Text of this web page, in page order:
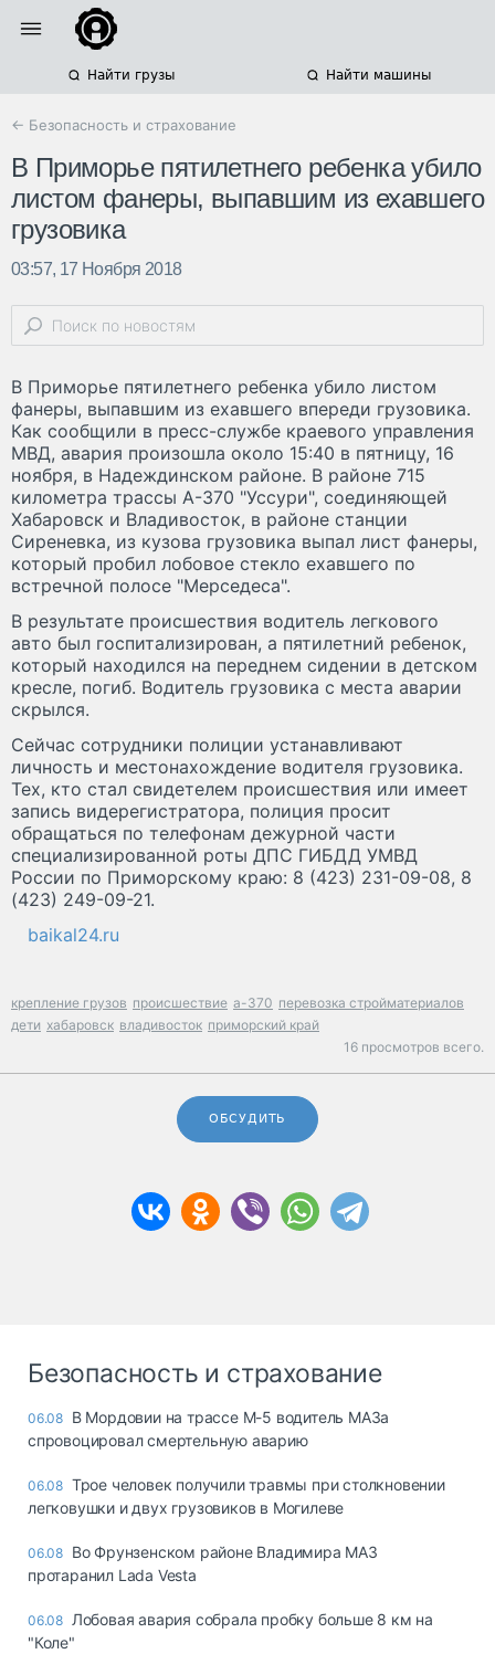
Найти грузы Найти машины
← Безопасность и страхование
В Приморье пятилетнего ребенка убило
листом фанеры, выпавшим из ехавшего
грузовика
03:57, 17 Ноября 2018
В Приморье пятилетнего ребенка убило листом
фанеры, выпавшим из ехавшего впереди грузовика.
Как сообщили в пресс-службе краевого управления
МВД, авария произошла около 15:40 в пятницу, 16
ноября, в Надеждинском районе. В районе 715
километра трассы А-370 "Уссури", соединяющей
Хабаровск и Владивосток, в районе станции
Сиреневка, из кузова грузовика выпал лист фанеры,
который пробил лобовое стекло ехавшего по
встречной полосе "Мерседеса".
В результате происшествия водитель легкового
авто был госпитализирован, а пятилетний ребенок,
который находился на переднем сидении в детском
кресле, погиб. Водитель грузовика с места аварии
скрылся.
Сейчас сотрудники полиции устанавливают
личность и местонахождение водителя грузовика.
Тех, кто стал свидетелем происшествия или имеет
запись видерегистратора, полиция просит
обращаться по телефонам дежурной части
специализированной роты ДПС ГИБДД УМВД
России по Приморскому краю: 8 (423) 231-09-08, 8
(423) 249-09-21.
baikal24.ru
крепление грузов происшествие а-370 перевозка стройматериалов
дети хабаровск владивосток приморский край
16 просмотров всего.
ОБСУДИТЬ
Безопасность и страхование
06.08 В Мордовии на трассе М-5 водитель МАЗа
спровоцировал смертельную аварию
06.08 Трое человек получили травмы при столкновении
легковушки и двух грузовиков в Могилеве
06.08 Во Фрунзенском районе Владимира МАЗ
протаранил Lada Vesta
06.08 Лобовая авария собрала пробку больше 8 км на
"Коле"